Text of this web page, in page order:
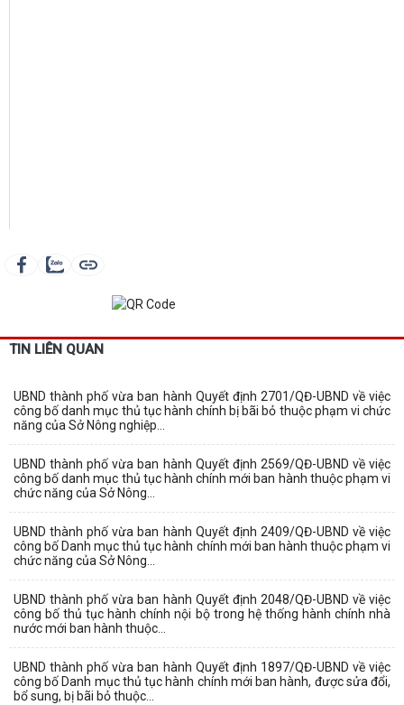
TIN LIÊN QUAN
UBND thành phố vừa ban hành Quyết định 2701/QĐ-UBND về việc
công bố danh mục thủ tục hành chính bị bãi bỏ thuộc phạm vi chức
năng của Sở Nông nghiệp...
UBND thành phố vừa ban hành Quyết định 2569/QĐ-UBND về việc
công bố danh mục thủ tục hành chính mới ban hành thuộc phạm vi
chức năng của Sở Nông...
UBND thành phố vừa ban hành Quyết định 2409/QĐ-UBND về việc
công bố Danh mục thủ tục hành chính mới ban hành thuộc phạm vi
chức năng của Sở Nông...
UBND thành phố vừa ban hành Quyết định 2048/QĐ-UBND về việc
công bố thủ tục hành chính nội bộ trong hệ thống hành chính nhà
nước mới ban hành thuộc...
UBND thành phố vừa ban hành Quyết định 1897/QĐ-UBND về việc
công bố Danh mục thủ tục hành chính mới ban hành, được sửa đổi,
bổ sung, bị bãi bỏ thuộc...